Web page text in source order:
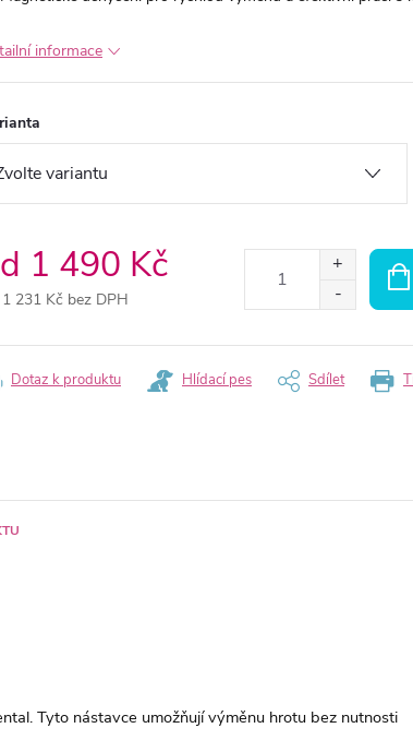
informace
1 490 Kč
1 231 Kč bez DPH
Dotaz k produktu Hlídací pes Sdílet
Tyto nástavce umožňují výměnu hrotu bez nutnosti